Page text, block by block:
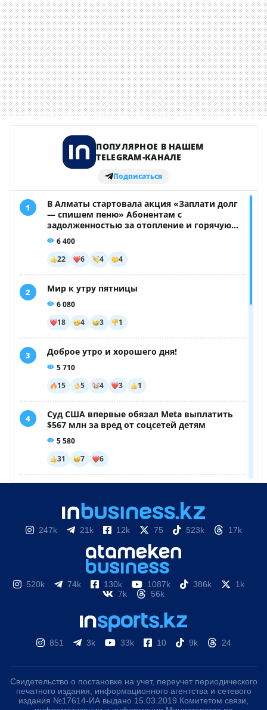
247k 21k 12k 75 523k 17k
520k 74k 130k 1087k 386k
1k
7k
56k
851 3k 33k 10 9k 24
Свидетельство о постановке на учет, переучет периодического
печатного издания, информационного агентства и сетевого
издания №17614-ИА выдано 15.03.2019 Комитетом связи,